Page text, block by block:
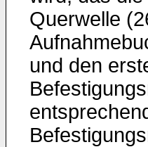
Querwelle
und den